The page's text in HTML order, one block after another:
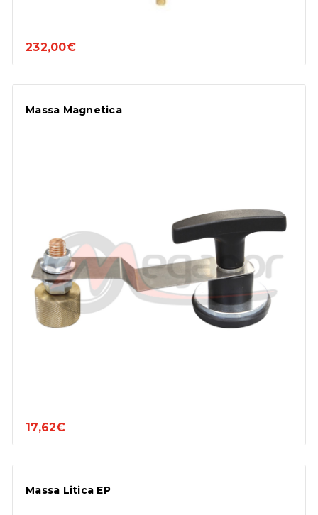
232,00€
Massa Magnetica
17,62€
Massa Litica EP